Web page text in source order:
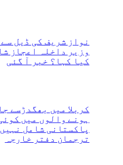
نواز شریف کی ڈیل
وزیر داخلہ اعجاز
کیا کہا؟ خبر آ گئی
کربلا میں بھگدڑسے
ہونے والوں میں
پاکستانی شامل
ترجمان دفتر خارجہ